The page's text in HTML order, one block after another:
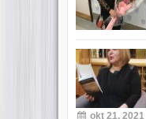
okt 21, 2021